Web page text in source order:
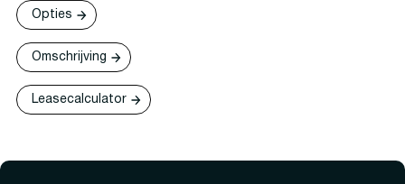
Opties
Omschrijving
Leasecalculator